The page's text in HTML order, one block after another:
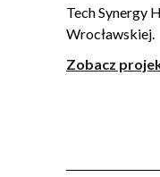
Tech Synergy
Wrocławskiej.
Zobacz